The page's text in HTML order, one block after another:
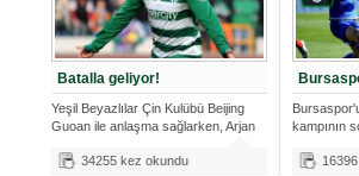
Batalla geliyor!
Yeşil Beyazlılar Çin Kulübü Beijing
Guoan ile anlaşma sağlarken, Arjan
34255 kez okundu
kampının